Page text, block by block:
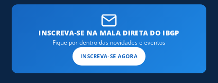
INSCREVA-SE NA MALA DIRETA DO IBGP
Fique por dentro das novidades e eventos
INSCREVA-SE AGORA